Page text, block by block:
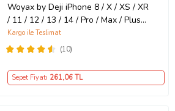
Woyax by Deji iPhone 8 / X / XS / XR
/ 11 / 12 / 13 / 14 / Pro / Max / Plus
Hızlı Şarj Kablosu Type-C to
Lightning
(10)
Kargo ile Teslimat
Sepet Fiyatı 261,06 TL